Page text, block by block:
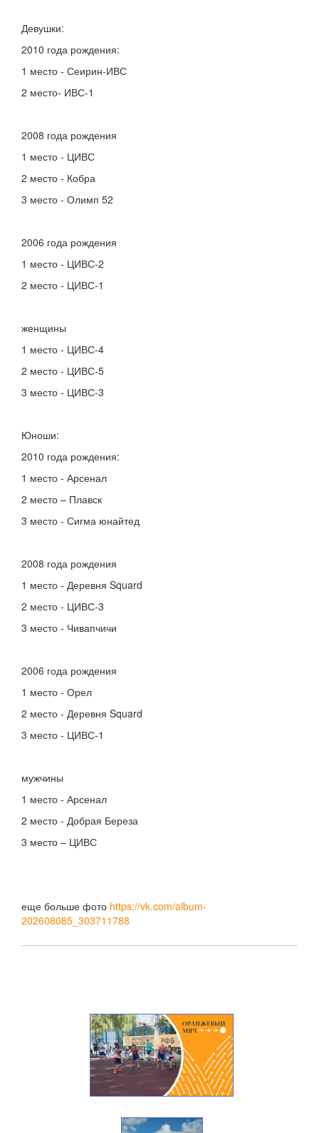
Девушки:
2010 года рождения:
1 место - Сеирин-ИВС
2 место- ИВС-1
2008 года рождения
1 место - ЦИВС
2 место - Кобра
3 место - Олимп 52
2006 года рождения
1 место - ЦИВС-2
2 место - ЦИВС-1
женщины
1 место - ЦИВС-4
2 место - ЦИВС-5
3 место - ЦИВС-3
Юноши:
2010 года рождения:
1 место - Арсенал
2 место – Плавск
3 место - Сигма юнайтед
2008 года рождения
1 место - Деревня Squard
2 место - ЦИВС-3
3 место - Чивапчичи
2006 года рождения
1 место - Орел
2 место - Деревня Squard
3 место - ЦИВС-1
мужчины
1 место - Арсенал
2 место - Добрая Береза
3 место – ЦИВС
еще больше фото https://vk.com/album-
202608085_303711788